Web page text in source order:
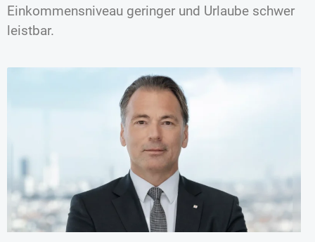
Einkommensniveau geringer und Urlaube schwer
leistbar.